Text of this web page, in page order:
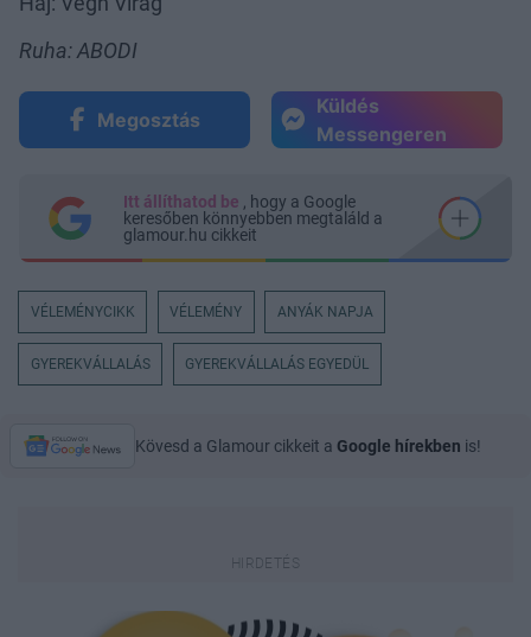
Ruha: ABODI
Megosztás
Küldés
Messengeren
Itt állíthatod be , hogy a Google
keresőben könnyebben megtaláld a
glamour.hu cikkeit
VÉLEMÉNYCIKK VÉLEMÉNY ANYÁK NAPJA
GYEREKVÁLLALÁS GYEREKVÁLLALÁS EGYEDÜL
Kövesd a Glamour cikkeit a Google hírekben is!